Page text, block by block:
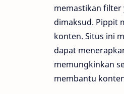
memastikan filter
dimaksud. Pippit
konten. Situs ini
dapat
memungkinkan
membantu